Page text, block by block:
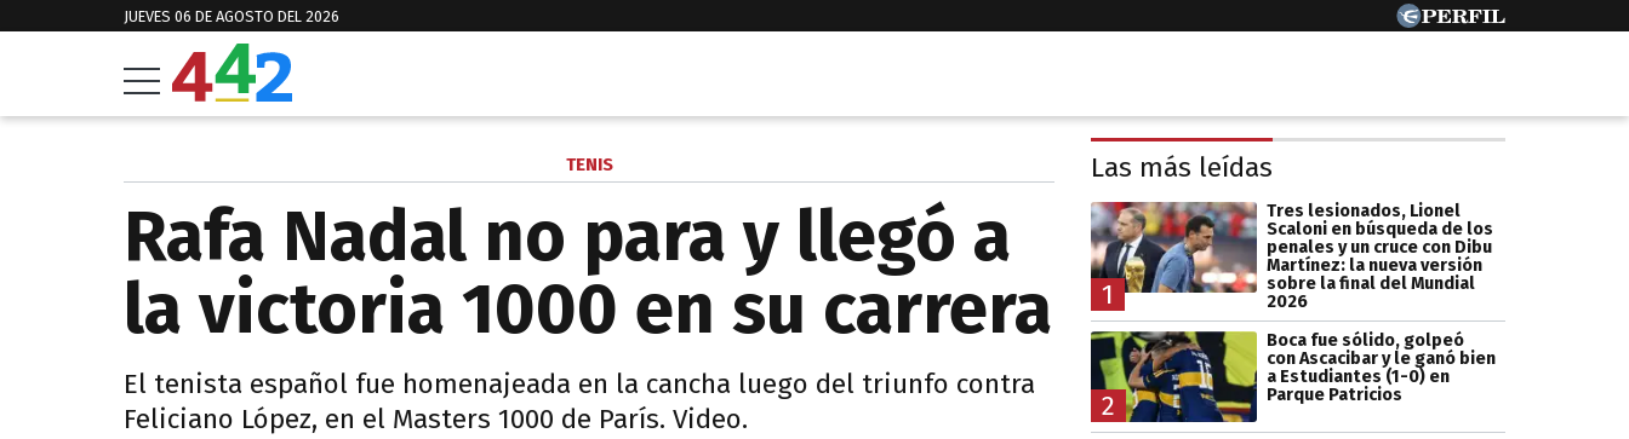
JUEVES 06 DE AGOSTO DEL 2026
TENIS
Rafa Nadal no para y llegó a
la victoria 1000 en su carrera
El tenista español fue homenajeada en la cancha luego del triunfo contra
Feliciano López, en el Masters 1000 de París. Video.
Las más leídas
1
Tres lesionados, Lionel
Scaloni en búsqueda de los
penales y un cruce con Dibu
Martínez: la nueva versión
sobre la final del Mundial
2026
2
Boca fue sólido, golpeó
con Ascacibar y le ganó bien
a Estudiantes (1-0) en
Parque Patricios